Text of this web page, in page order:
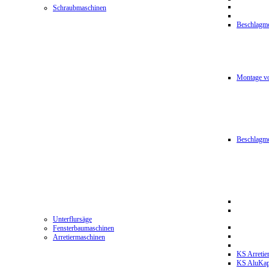
Schraubmaschinen
Montage
Unterflursäge
Fensterbaumaschinen
Arretiermaschinen
KS
KS